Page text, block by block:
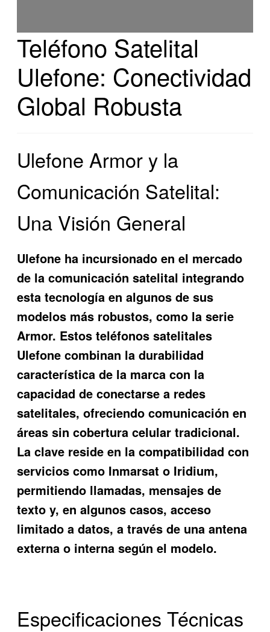
Teléfono Satelital
Ulefone: Conectividad
Global Robusta
Ulefone Armor y la
Comunicación Satelital:
Una Visión General
Ulefone ha incursionado en el mercado
de la comunicación satelital integrando
esta tecnología en algunos de sus
modelos más robustos, como la serie
Armor. Estos teléfonos satelitales
Ulefone combinan la durabilidad
característica de la marca con la
capacidad de conectarse a redes
satelitales, ofreciendo comunicación en
áreas sin cobertura celular tradicional.
La clave reside en la compatibilidad con
servicios como Inmarsat o Iridium,
permitiendo llamadas, mensajes de
texto y, en algunos casos, acceso
limitado a datos, a través de una antena
externa o interna según el modelo.
Especificaciones Técnicas